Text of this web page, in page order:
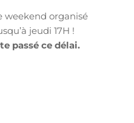
weekend organisé
jeudi 17H !
passé ce délai.